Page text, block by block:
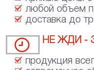
любой объем
доставка до
НЕ ЖДИ -
продукция